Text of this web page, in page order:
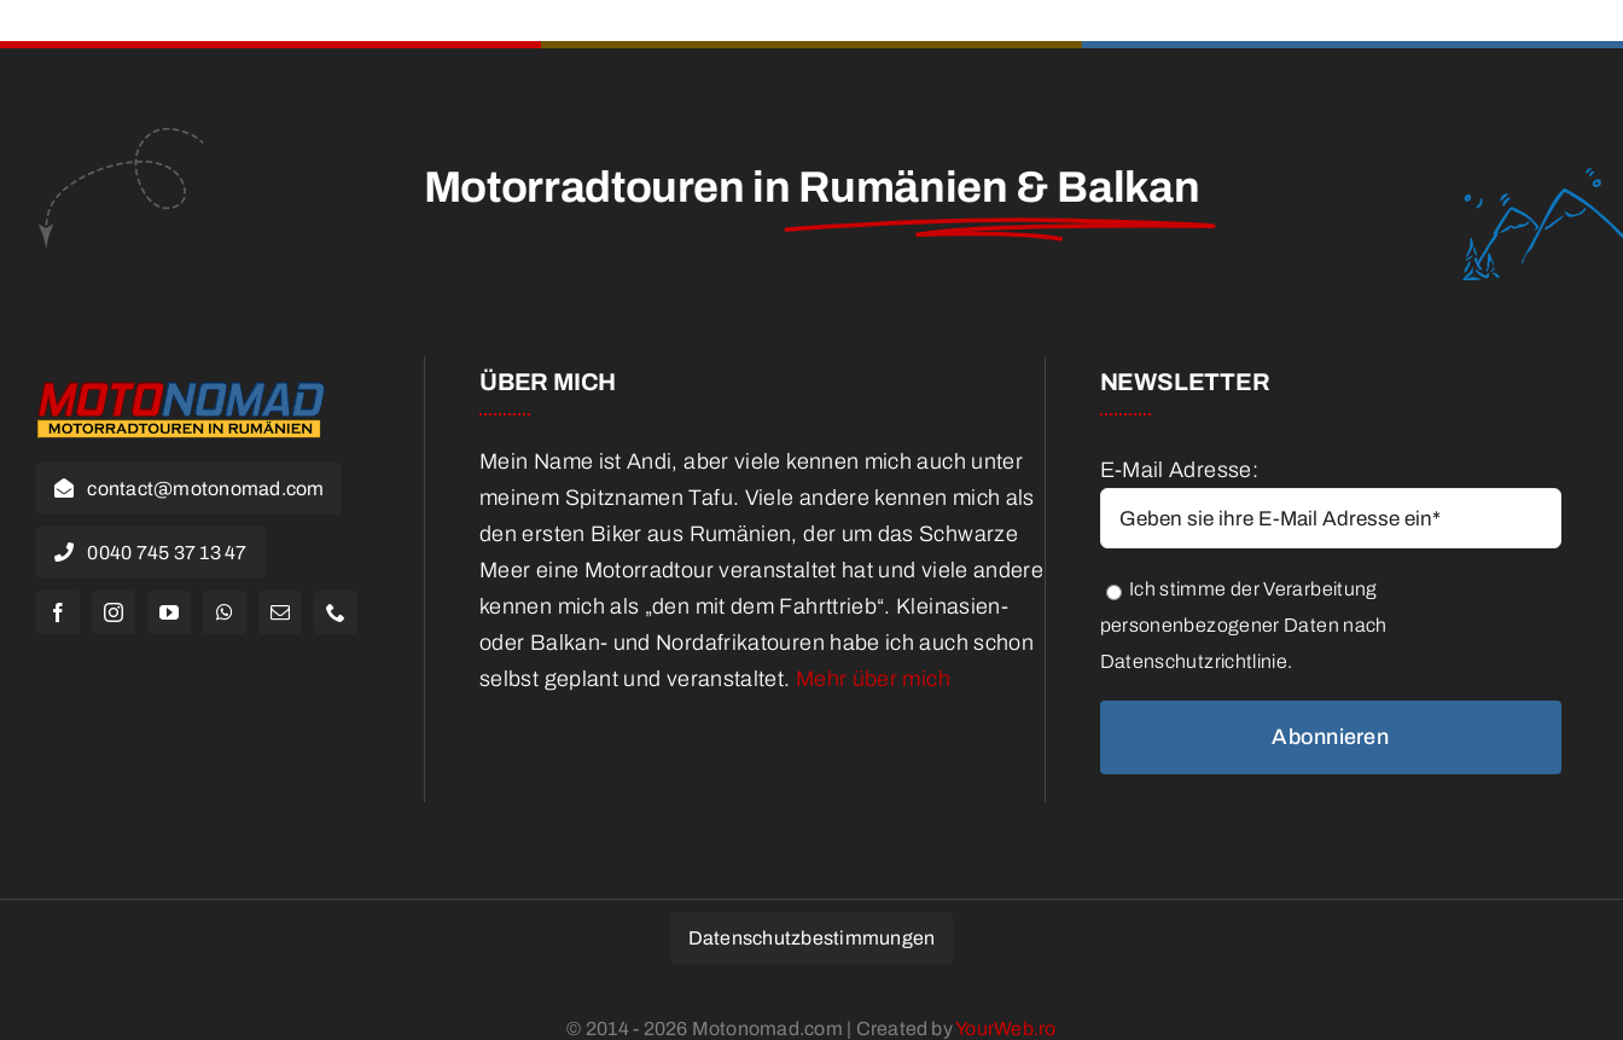
Motorradtouren in Rumänien & Balkan
contact@motonomad.com
0040 745 37 13 47
ÜBER MICH
Mein Name ist Andi, aber viele kennen mich auch unter
meinem Spitznamen Tafu. Viele andere kennen mich als
den ersten Biker aus Rumänien, der um das Schwarze
Meer eine Motorradtour veranstaltet hat und viele andere
kennen mich als „den mit dem Fahrttrieb“. Kleinasien-
oder Balkan- und Nordafrikatouren habe ich auch schon
selbst geplant und veranstaltet. Mehr über mich
NEWSLETTER
E-Mail Adresse:
Ich stimme der Verarbeitung
personenbezogener Daten nach
Datenschutzrichtlinie.
Datenschutzbestimmungen
© 2014 - 2026 Motonomad.com | Created byYourWeb.ro